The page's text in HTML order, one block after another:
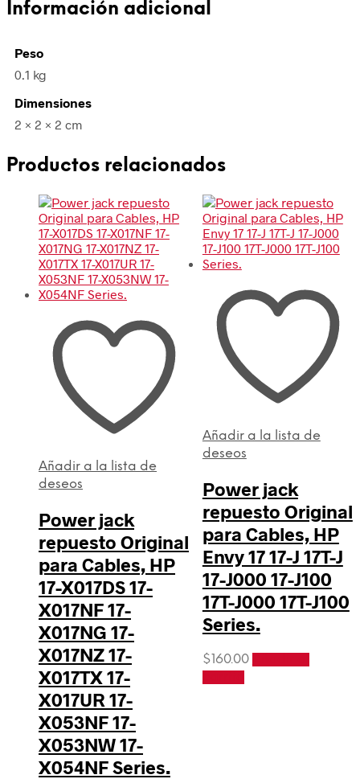
Información adicional
Peso
0.1 kg
Dimensiones
2 × 2 × 2 cm
Productos relacionados
Añadir a la lista de
deseos
Power jack
repuesto Original
para Cables, HP
17-X017DS 17-
X017NF 17-
X017NG 17-
X017NZ 17-
X017TX 17-
X017UR 17-
X053NF 17-
X053NW 17-
X054NF Series.
Añadir a la lista de
deseos
Power jack
repuesto Original
para Cables, HP
Envy 17 17-J 17T-J
17-J000 17-J100
17T-J000 17T-J100
Series.
$160.00